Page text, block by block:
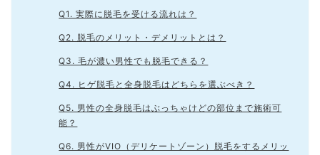
Q1. 実際に脱毛を受ける流れは？
Q2. 脱毛のメリット・デメリットとは？
Q3. 毛が濃い男性でも脱毛できる？
Q4. ヒゲ脱毛と全身脱毛はどちらを選ぶべき？
Q5. 男性の全身脱毛はぶっちゃけどの部位まで施術可
能？
Q6. 男性がVIO（デリケートゾーン）脱毛をするメリッ